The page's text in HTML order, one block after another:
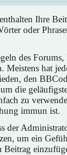
Ihre
oder
des
Meistens hat
den
die
zu
immun ist.
der
um ein
Beitrag